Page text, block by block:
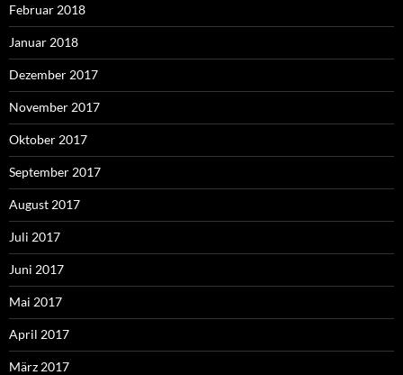
Februar 2018
Januar 2018
Dezember 2017
November 2017
Oktober 2017
September 2017
August 2017
Juli 2017
Juni 2017
Mai 2017
April 2017
März 2017